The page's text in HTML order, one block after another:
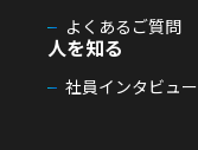
人を知る
社員インタビュー
よくあるご質問